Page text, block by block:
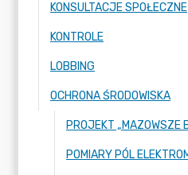
KONSULTACJE SPOŁECZNE
KONTROLE
LOBBING
OCHRONA ŚRODOWISKA